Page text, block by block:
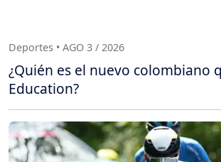
Deportes • AGO 3 / 2026
¿Quién es el nuevo colombiano
Education?